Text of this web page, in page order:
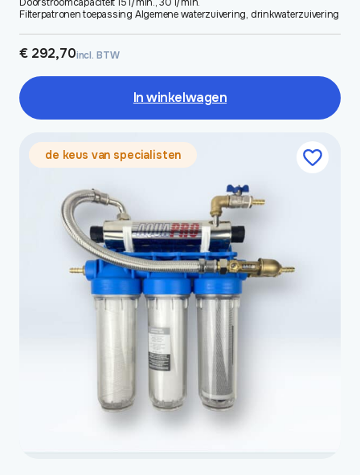
Filterpatronen toepassing Algemene waterzuivering, drinkwaterzuivering
€292,70incl. BTW
In winkelwagen
de keus van specialisten